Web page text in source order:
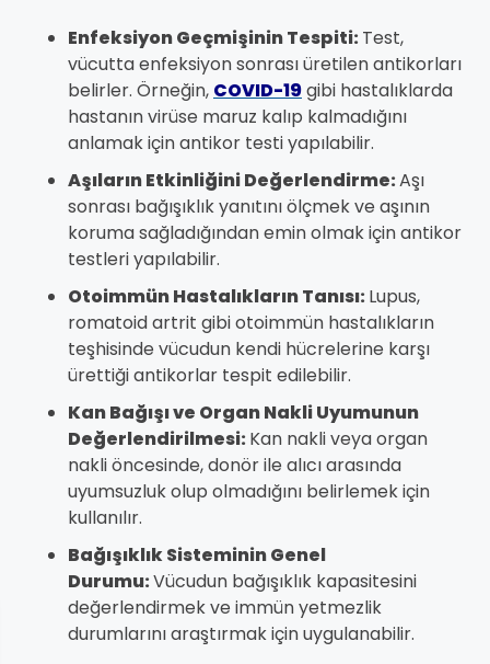
Enfeksiyon Geçmişinin Tespiti:Test,
vücutta enfeksiyon sonrası üretilen antikorları
belirler. Örneğin, COVID-19gibi hastalıklarda
hastanın virüse maruz kalıp kalmadığını
anlamak için antikor testi yapılabilir.
Aşıların Etkinliğini Değerlendirme:Aşı
sonrası bağışıklık yanıtını ölçmek ve aşının
koruma sağladığından emin olmak için antikor
testleri yapılabilir.
Otoimmün Hastalıkların Tanısı:Lupus,
romatoid artrit gibi otoimmün hastalıkların
teşhisinde vücudun kendi hücrelerine karşı
ürettiği antikorlar tespit edilebilir.
Kan Bağışı ve Organ Nakli Uyumunun
Değerlendirilmesi:Kan nakli veya organ
nakli öncesinde, donör ile alıcı arasında
uyumsuzluk olup olmadığını belirlemek için
kullanılır.
Bağışıklık Sisteminin Genel
Durumu:Vücudun bağışıklık kapasitesini
değerlendirmek ve immün yetmezlik
durumlarını araştırmak için uygulanabilir.